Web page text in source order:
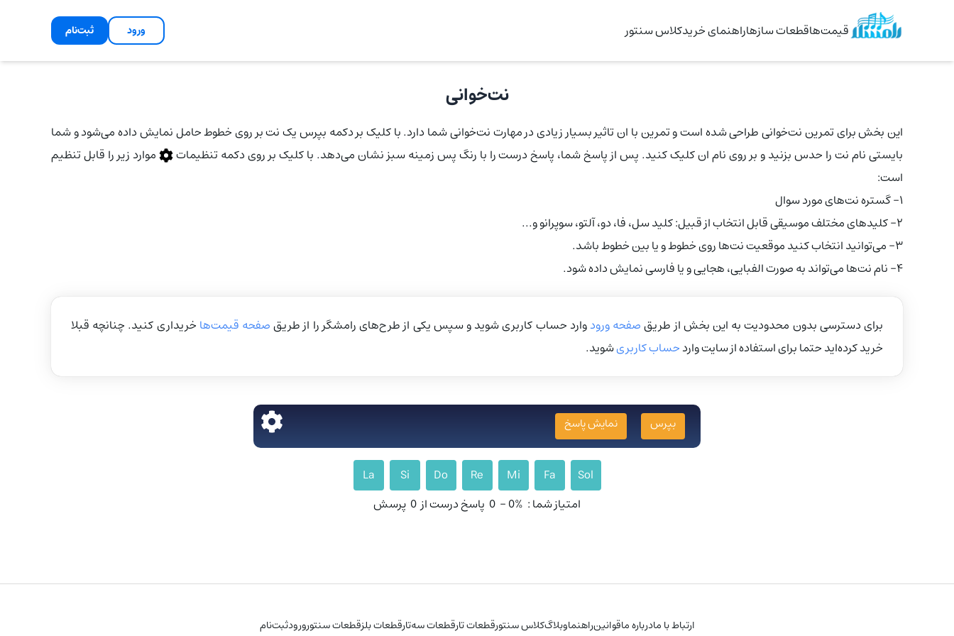
قیمت‌هاقطعات سازهاراهنمای خریدکلاس سنتور ورود ثبت‌نام
نت‌خوانی
این بخش برای تمرین نت‌خوانی طراحی شده است و تمرین با ان تاثیر بسیار زیادی در مهارت نت‌خوانی شما دارد. با کلیک بر دکمه بپرس یک نت بر روی خطوط حامل نمایش داده می‌شود و شما
بایستی نام نت را حدس بزنید و بر روی نام ان کلیک کنید. پس از پاسخ شما، پاسخ درست را با رنگ پس زمینه سبز نشان می‌دهد. با کلیک بر روی دکمه تنظیمات
موارد زیر را قابل تنظیم
است:
۱- گستره نت‌های مورد سوال
۲- کلیدهای مختلف موسیقی قابل انتخاب از قبیل: کلید سل، فا، دو، آلتو، سوپرانو و...
۳- می‌توانید انتخاب کنید موقعیت نت‌ها روی خطوط و یا بین خطوط باشد.
۴- نام نت‌ها می‌تواند به صورت الفبایی، هجایی و یا فارسی نمایش داده شود.
برای دسترسی بدون محدودیت به این بخش از طریقصفحه ورودوارد حساب کاربری شوید و سپس یکی از طرح‌های رامشگر را از طریقصفحه قیمت‌ها خریداری کنید. چنانچه قبلا
خرید کرده‌اید حتما برای استفاده از سایت واردحساب کاربریشوید.
بپرس نمایش پاسخ
Sol
Fa
Mi
Re
Do
Si
La
امتیاز شما : 0%
-
0 پاسخ درست از 0 پرسش
ارتباط با مادرباره ماقوانینراهنماوبلاگکلاس سنتورقطعات تارقطعات سه‌تارقطعات بلزقطعات سنتورورودثبت‌نام